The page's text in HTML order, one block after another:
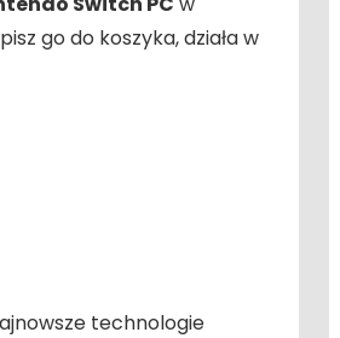
go do koszyka, działa w
technologie